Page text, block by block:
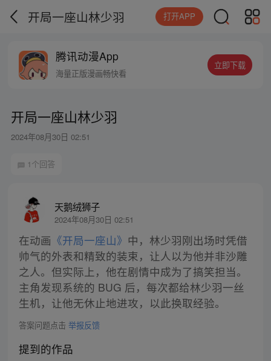
开局一座山林少羽 打开APP
腾讯动漫App
海量正版漫画畅快看
立即下载
开局一座山林少羽
2024年08月30日 02:51
1个回答
天鹅绒狮子
2024年08月30日 02:51
在动画 《开局一座山》 中，林少羽刚出场时凭借
帅气的外表和精致的装束，让人以为他并非沙雕
之人。但实际上，他在剧情中成为了搞笑担当。
主角发现系统的 BUG 后，每次都给林少羽一丝
生机，让他无休止地进攻，以此换取经验。
答案问题点击 举报反馈
提到的作品